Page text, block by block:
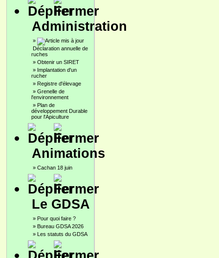
Administration
»
Déclaration annuelle de
ruches
» Obtenir un SIRET
» Implantation d'un
rucher
» Registre d'élevage
» Grenelle de
l'environnement
» Plan de
développement Durable
pour l'Apiculture
Animations
» Cachan 18 juin
Le GDSA
» Pour quoi faire ?
» Bureau GDSA 2026
» Les statuts du GDSA